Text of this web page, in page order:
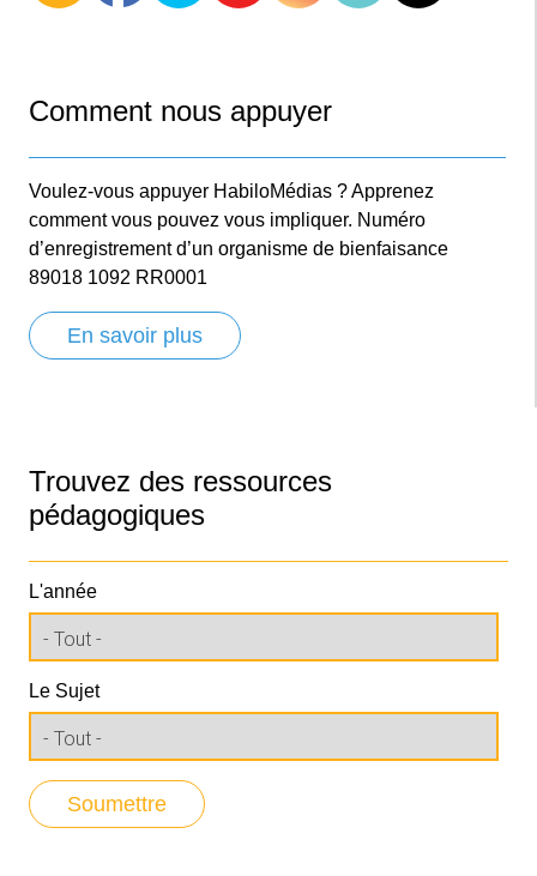
Comment nous appuyer
Voulez-vous appuyer HabiloMédias ? Apprenez
comment vous pouvez vous impliquer. Numéro
d’enregistrement d’un organisme de bienfaisance
89018 1092 RR0001
En savoir plus
Trouvez des ressources
pédagogiques
L'année
Le Sujet